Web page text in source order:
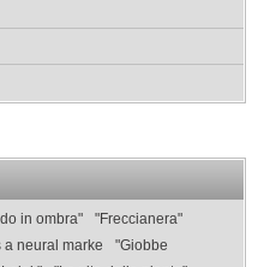
in ombra"
"Freccianera"
neural marke
"Giobbe